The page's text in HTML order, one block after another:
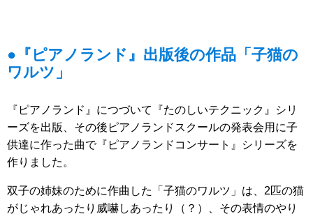
●『ピアノランド』出版後の作品「子猫の
ワルツ」
『ピアノランド』につづいて『たのしいテクニック』シリ
ーズを出版、その後ピアノランドスクールの発表会用に子
供達に作った曲で『ピアノランドコンサート』シリーズを
作りました。
双子の姉妹のために作曲した「子猫のワルツ」は、2匹の猫
がじゃれあったり威嚇しあったり（？）、その表情のやり